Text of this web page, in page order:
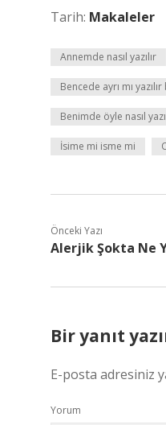
Tarih: Makaleler
Annemde nasıl yazılır
Bencede ayrı mı
Benimde öyle nasıl
İsime mi isme mi
Önceki Yazı
Alerjik Şokta Ne
Bir yanıt
E-posta adresiniz
Yorum